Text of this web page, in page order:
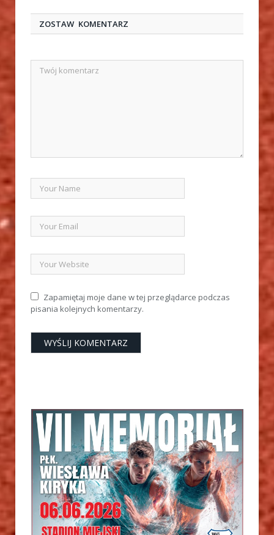
ZOSTAW KOMENTARZ
Zapamiętaj moje dane w tej przeglądarce podczas
pisania kolejnych komentarzy.